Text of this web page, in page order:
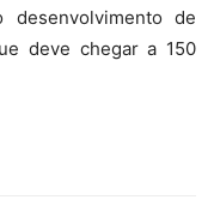
desenvolvimento de
deve chegar a 150